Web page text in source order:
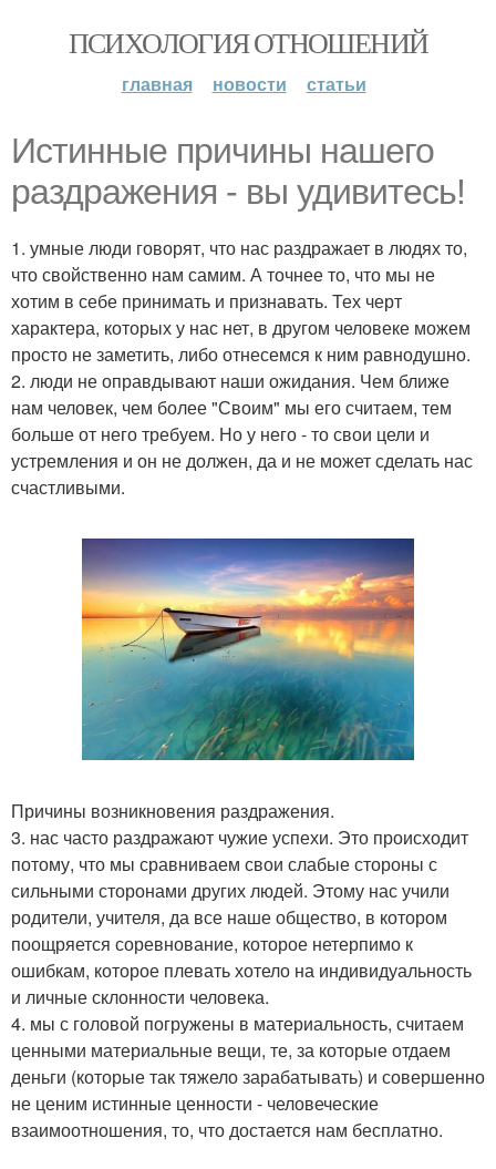
ПСИХОЛОГИЯ ОТНОШЕНИЙ
главная новости статьи
Истинные причины нашего
раздражения - вы удивитесь!
1. умные люди говорят, что нас раздражает в людях то,
что свойственно нам самим. А точнее то, что мы не
хотим в себе принимать и признавать. Тех черт
характера, которых у нас нет, в другом человеке можем
просто не заметить, либо отнесемся к ним равнодушно.
2. люди не оправдывают наши ожидания. Чем ближе
нам человек, чем более "Своим" мы его считаем, тем
больше от него требуем. Но у него - то свои цели и
устремления и он не должен, да и не может сделать нас
счастливыми.
Причины возникновения раздражения.
3. нас часто раздражают чужие успехи. Это происходит
потому, что мы сравниваем свои слабые стороны с
сильными сторонами других людей. Этому нас учили
родители, учителя, да все наше общество, в котором
поощряется соревнование, которое нетерпимо к
ошибкам, которое плевать хотело на индивидуальность
и личные склонности человека.
4. мы с головой погружены в материальность, считаем
ценными материальные вещи, те, за которые отдаем
деньги (которые так тяжело зарабатывать) и совершенно
не ценим истинные ценности - человеческие
взаимоотношения, то, что достается нам бесплатно.